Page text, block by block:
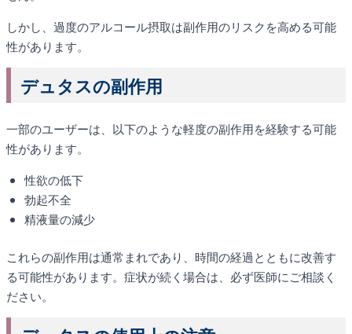
しかし、過度のアルコール摂取は副作用のリスクを高める可能
性があります。
デュタスの副作用
一部のユーザーは、以下のような軽度の副作用を経験する可能
性があります。
性欲の低下
勃起不全
精液量の減少
これらの副作用は通常まれであり、時間の経過とともに改善す
る可能性があります。症状が続く場合は、必ず医師にご相談く
ださい。